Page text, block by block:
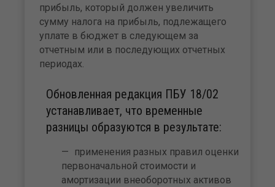
прибыль, который должен увеличить
сумму налога на прибыль, подлежащего
уплате в бюджет в следующем за
отчетным или в последующих отчетных
периодах.
Обновленная редакция ПБУ 18/02
устанавливает, что временные
разницы образуются в результате:
применения разных правил оценки
первоначальной стоимости и
амортизации внеоборотных активов